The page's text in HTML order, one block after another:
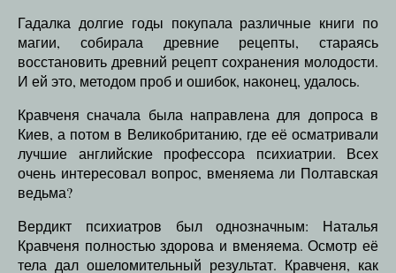
Гадалка долгие годы покупала различные книги по
магии, собирала древние рецепты, стараясь
восстановить древний рецепт сохранения молодости.
И ей это, методом проб и ошибок, наконец, удалось.
Кравченя сначала была направлена для допроса в
Киев, а потом в Великобританию, где её осматривали
лучшие английские профессора психиатрии. Всех
очень интересовал вопрос, вменяема ли Полтавская
ведьма?
Вердикт психиатров был однозначным: Наталья
Кравченя полностью здорова и вменяема. Осмотр её
тела дал ошеломительный результат. Кравченя, как